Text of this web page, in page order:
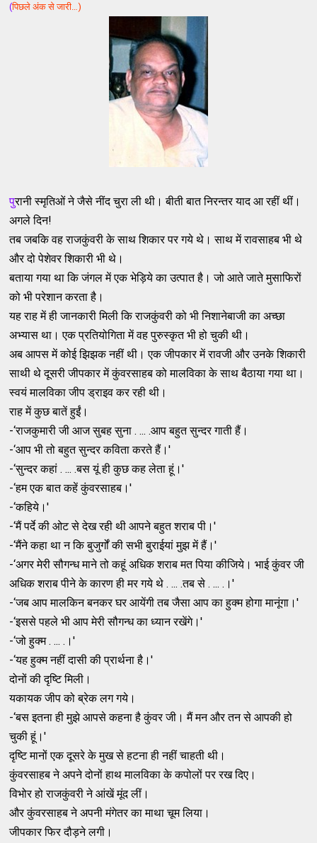
(पिछले अंक से जारी…)
पुरानी स्‍मृतिओं ने जैसे नींद चुरा ली थी। बीती बात निरन्‍तर याद आ रहीं थीं।
अगले दिन!
तब जबकि वह राजकुंवरी के साथ शिकार पर गये थे। साथ में रावसाहब भी थे
और दो पेशेवर शिकारी भी थे।
बताया गया था कि जंगल में एक भेड़िये का उत्‍पात है। जो आते जाते मुसाफिरों
को भी परेशान करता है।
यह राह में ही जानकारी मिली कि राजकुंवरी को भी निशानेबाजी का अच्‍छा
अभ्‍यास था। एक प्रतियोगिता में वह पुरुस्‍कृत भी हो चुकी थी।
अब आपस में कोई झिझक नहीं थी। एक जीपकार में रावजी और उनके शिकारी
साथी थे दूसरी जीपकार में कुंवरसाहब को मालविका के साथ बैठाया गया था।
स्‍वयं मालविका जीप ड्राइव कर रही थी।
राह में कुछ बातें हुईं।
-‘राजकुमारी जी आज सुबह सुना . ... .आप बहुत सुन्‍दर गाती हैं।
-‘आप भी तो बहुत सुन्‍दर कविता करते हैं।'
-‘सुन्‍दर कहां . ... .बस यूं ही कुछ कह लेता हूं।'
-‘हम एक बात कहें कुंवरसाहब।'
-‘कहिये।'
-‘मैं पर्दे की ओट से देख रही थी आपने बहुत शराब पी।'
-‘मैंने कहा था न कि बुजुर्गों की सभी बुराईयां मुझ में हैं।'
-‘अगर मेरी सौगन्‍ध माने तो कहूं अधिक शराब मत पिया कीजिये। भाई कुंवर जी
अधिक शराब पीने के कारण ही मर गये थे . ... .तब से . ... .।'
-‘जब आप मालकिन बनकर घर आयेंगी तब जैसा आप का हुक्‍म होगा मानूंगा।'
-‘इससे पहले भी आप मेरी सौगन्‍ध का ध्‍यान रखेंगे।'
-‘जो हुक्‍म . ... .।'
-‘यह हुक्‍म नहीं दासी की प्रार्थना है।'
दोनों की दृष्‍टि मिली।
यकायक जीप को ब्रेक लग गये।
-‘बस इतना ही मुझे आपसे कहना है कुंवर जी। मैं मन और तन से आपकी हो
चुकी हूं।'
दृष्‍टि मानों एक दूसरे के मुख से हटना ही नहीं चाहती थी।
कुंवरसाहब ने अपने दोनों हाथ मालविका के कपोलों पर रख दिए।
विभोर हो राजकुंवरी ने आंखें मूंद लीं।
और कुंवरसाहब ने अपनी मंगेतर का माथा चूम लिया।
जीपकार फिर दौड़ने लगी।